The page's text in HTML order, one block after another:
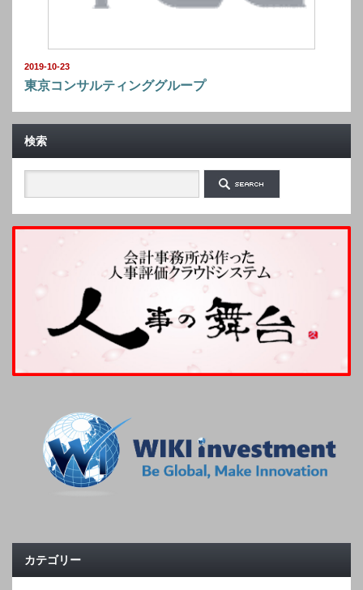
2019-10-23
東京コンサルティンググループ
検索
カテゴリー